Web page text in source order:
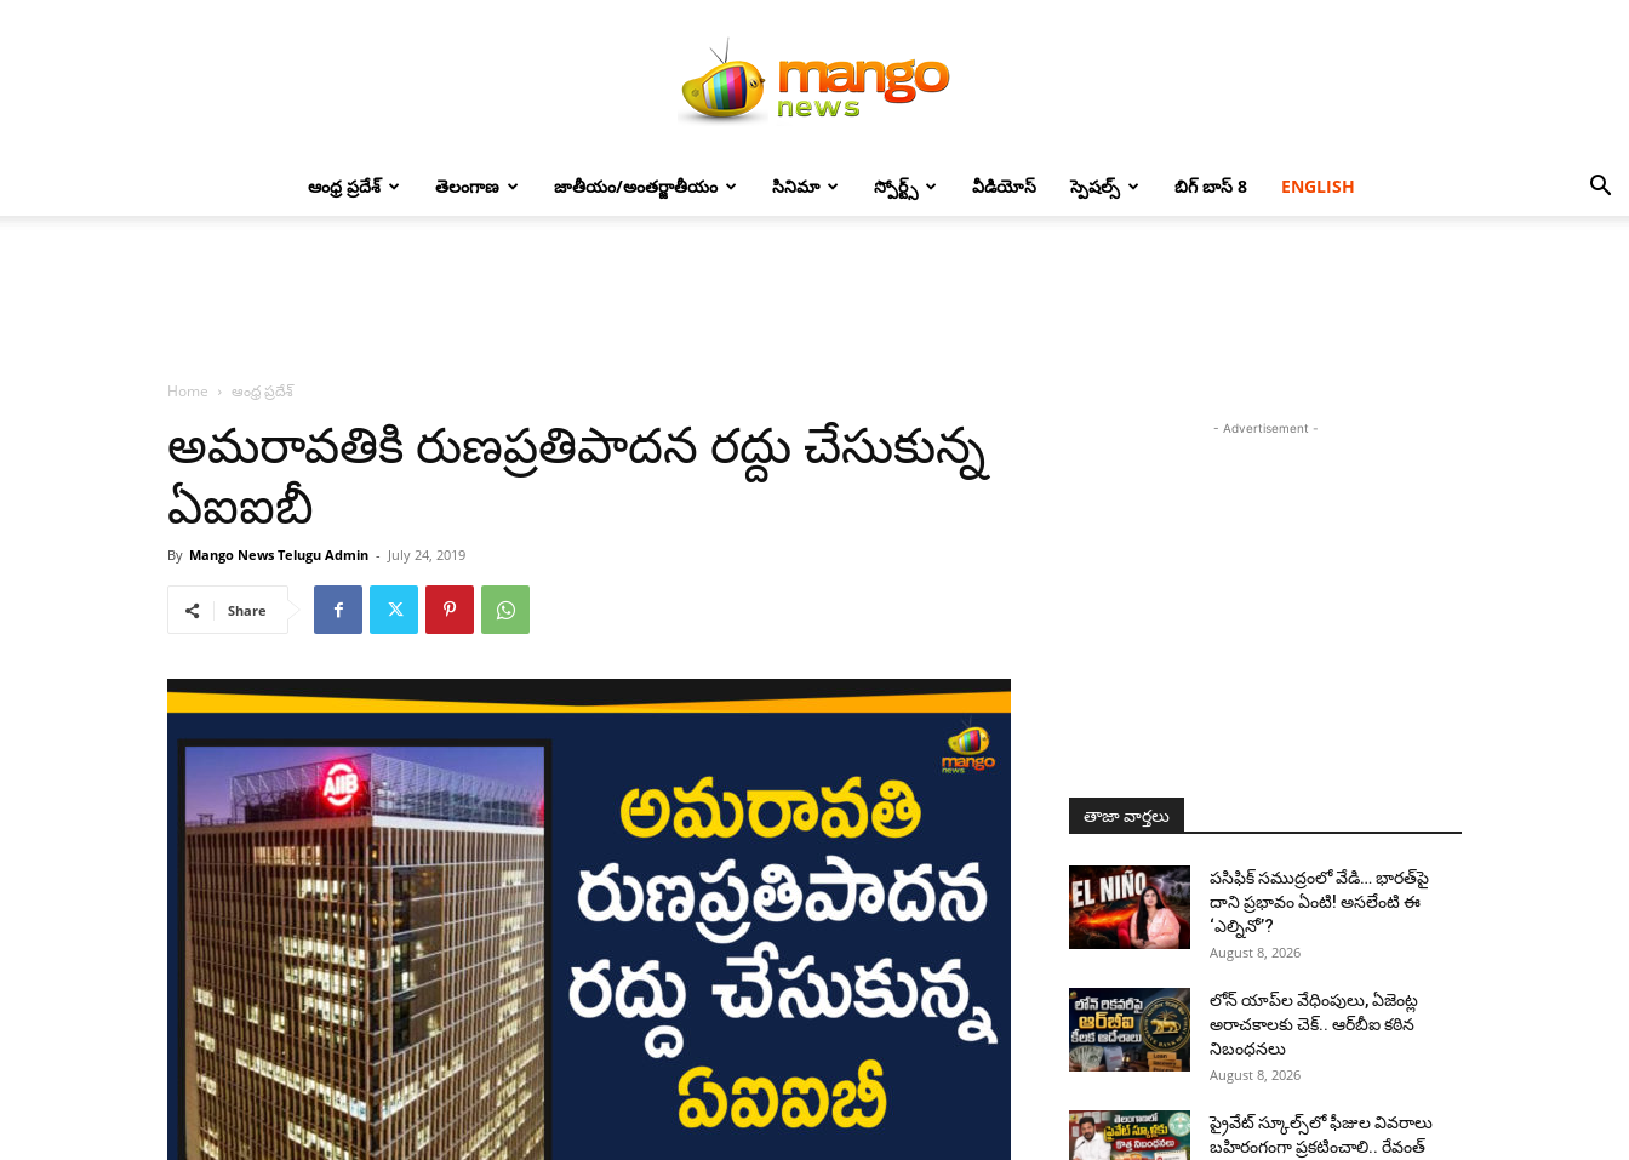
ఆంధ్ర ప్రదేశ్ తెలంగాణ జాతీయం/అంతర్జాతీయం సినిమా స్పోర్ట్స్ వీడియోస్ స్పెషల్స్ బిగ్ బాస్ 8 ENGLISH
Home ఆంధ్ర ప్రదేశ్
అమరావతికి రుణప్రతిపాదన రద్దు చేసుకున్న
ఏఐఐబీ
By Mango News Telugu Admin - July 24, 2019
Share
- Advertisement -
తాజా వార్తలు
పసిఫిక్ సముద్రంలో వేడి… భారత్‌పై
దాని ప్రభావం ఏంటి! అసలేంటి ఈ
‘ఎల్నినో’?
August 8, 2026
లోన్ యాప్‌ల వేధింపులు, ఏజెంట్ల
అరాచకాలకు చెక్.. ఆర్‌బీఐ కఠిన
నిబంధనలు
August 8, 2026
ప్రైవేట్ స్కూల్స్‌లో ఫీజుల వివరాలు
బహిరంగంగా ప్రకటించాలి.. రేవంత్